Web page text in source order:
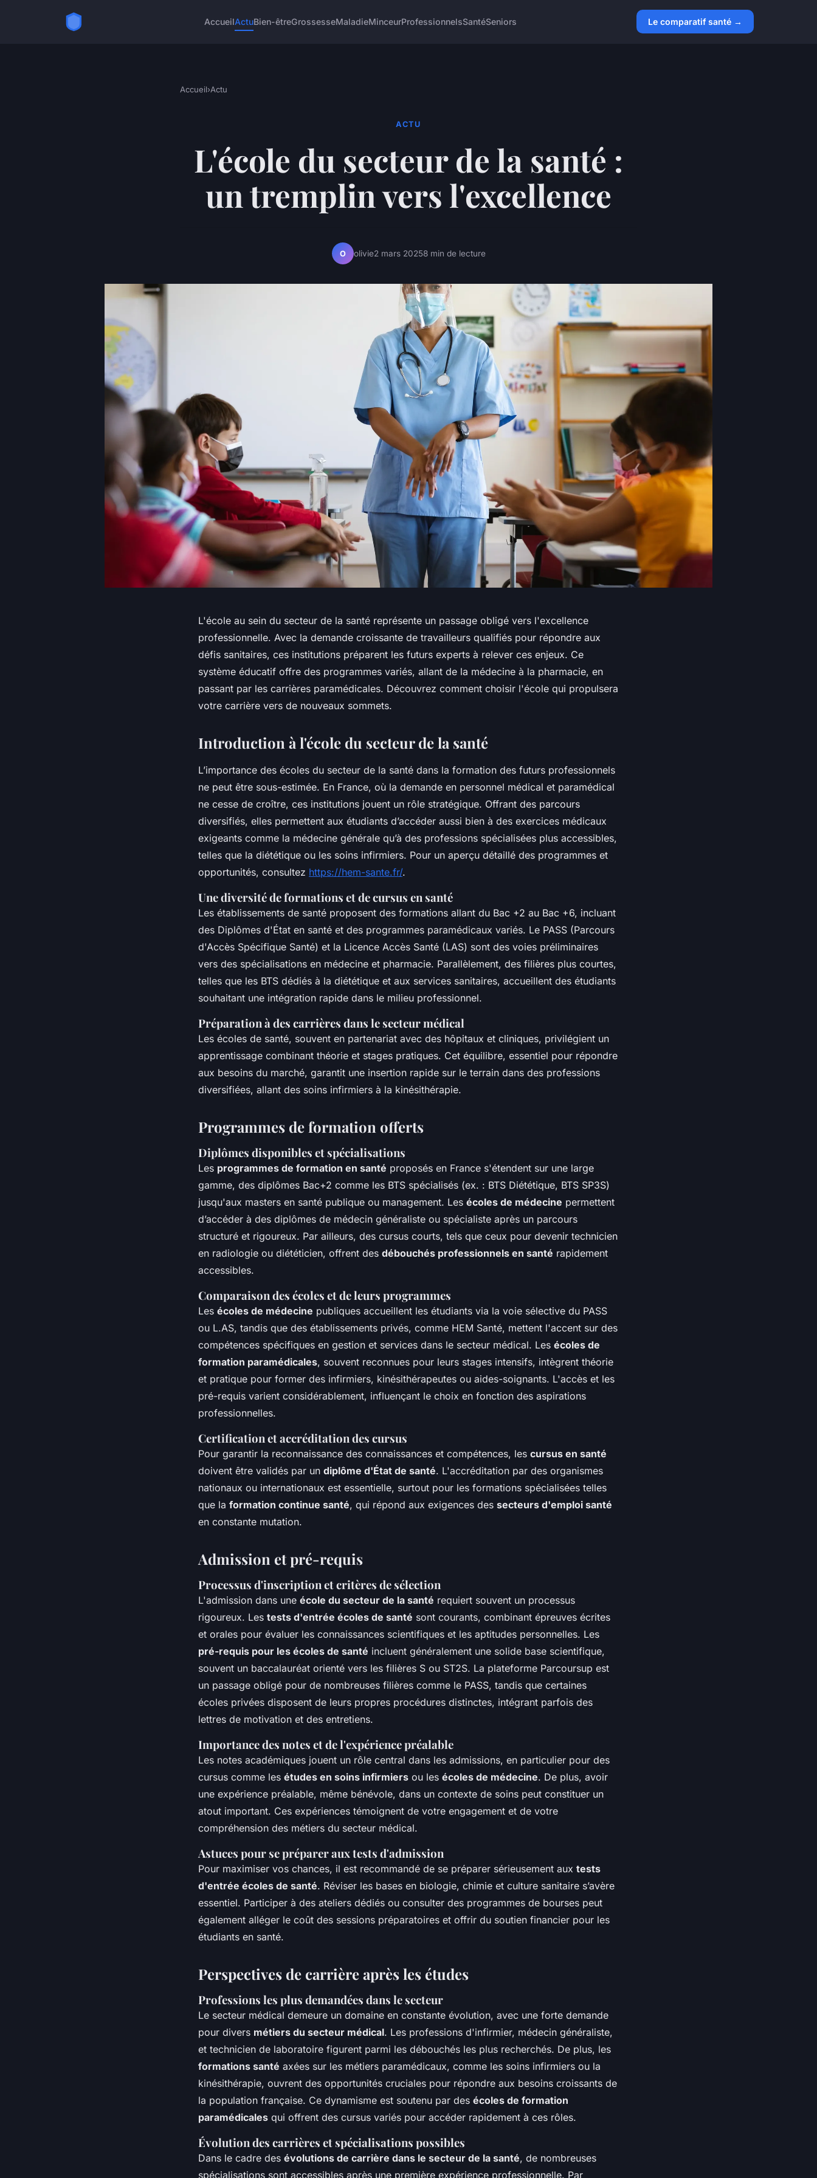
AccueilActuBien-êtreGrossesseMaladieMinceurProfessionnelsSantéSeniors Le comparatif santé →
Accueil›Actu
ACTU
L'école du secteur de la santé :
un tremplin vers l'excellence
O olivie2 mars 20258 min de lecture
L'école au sein du secteur de la santé représente un passage obligé vers l'excellence
professionnelle. Avec la demande croissante de travailleurs qualifiés pour répondre aux
défis sanitaires, ces institutions préparent les futurs experts à relever ces enjeux. Ce
système éducatif offre des programmes variés, allant de la médecine à la pharmacie, en
passant par les carrières paramédicales. Découvrez comment choisir l'école qui propulsera
votre carrière vers de nouveaux sommets.
Introduction à l'école du secteur de la santé
L’importance des écoles du secteur de la santé dans la formation des futurs professionnels
ne peut être sous-estimée. En France, où la demande en personnel médical et paramédical
ne cesse de croître, ces institutions jouent un rôle stratégique. Offrant des parcours
diversifiés, elles permettent aux étudiants d’accéder aussi bien à des exercices médicaux
exigeants comme la médecine générale qu’à des professions spécialisées plus accessibles,
telles que la diététique ou les soins infirmiers. Pour un aperçu détaillé des programmes et
opportunités, consultez https://hem-sante.fr/.
Une diversité de formations et de cursus en santé
Les établissements de santé proposent des formations allant du Bac +2 au Bac +6, incluant
des Diplômes d'État en santé et des programmes paramédicaux variés. Le PASS (Parcours
d'Accès Spécifique Santé) et la Licence Accès Santé (LAS) sont des voies préliminaires
vers des spécialisations en médecine et pharmacie. Parallèlement, des filières plus courtes,
telles que les BTS dédiés à la diététique et aux services sanitaires, accueillent des étudiants
souhaitant une intégration rapide dans le milieu professionnel.
Préparation à des carrières dans le secteur médical
Les écoles de santé, souvent en partenariat avec des hôpitaux et cliniques, privilégient un
apprentissage combinant théorie et stages pratiques. Cet équilibre, essentiel pour répondre
aux besoins du marché, garantit une insertion rapide sur le terrain dans des professions
diversifiées, allant des soins infirmiers à la kinésithérapie.
Programmes de formation offerts
Diplômes disponibles et spécialisations
Les programmes de formation en santé proposés en France s'étendent sur une large
gamme, des diplômes Bac+2 comme les BTS spécialisés (ex. : BTS Diététique, BTS SP3S)
jusqu'aux masters en santé publique ou management. Les écoles de médecine permettent
d’accéder à des diplômes de médecin généraliste ou spécialiste après un parcours
structuré et rigoureux. Par ailleurs, des cursus courts, tels que ceux pour devenir technicien
en radiologie ou diététicien, offrent des débouchés professionnels en santé rapidement
accessibles.
Comparaison des écoles et de leurs programmes
Les écoles de médecine publiques accueillent les étudiants via la voie sélective du PASS
ou L.AS, tandis que des établissements privés, comme HEM Santé, mettent l'accent sur des
compétences spécifiques en gestion et services dans le secteur médical. Les écoles de
formation paramédicales, souvent reconnues pour leurs stages intensifs, intègrent théorie
et pratique pour former des infirmiers, kinésithérapeutes ou aides-soignants. L'accès et les
pré-requis varient considérablement, influençant le choix en fonction des aspirations
professionnelles.
Certification et accréditation des cursus
Pour garantir la reconnaissance des connaissances et compétences, les cursus en santé
doivent être validés par un diplôme d'État de santé. L'accréditation par des organismes
nationaux ou internationaux est essentielle, surtout pour les formations spécialisées telles
que la formation continue santé, qui répond aux exigences des secteurs d'emploi santé
en constante mutation.
Admission et pré-requis
Processus d'inscription et critères de sélection
L'admission dans une école du secteur de la santé requiert souvent un processus
rigoureux. Les tests d'entrée écoles de santé sont courants, combinant épreuves écrites
et orales pour évaluer les connaissances scientifiques et les aptitudes personnelles. Les
pré-requis pour les écoles de santé incluent généralement une solide base scientifique,
souvent un baccalauréat orienté vers les filières S ou ST2S. La plateforme Parcoursup est
un passage obligé pour de nombreuses filières comme le PASS, tandis que certaines
écoles privées disposent de leurs propres procédures distinctes, intégrant parfois des
lettres de motivation et des entretiens.
Importance des notes et de l'expérience préalable
Les notes académiques jouent un rôle central dans les admissions, en particulier pour des
cursus comme les études en soins infirmiers ou les écoles de médecine. De plus, avoir
une expérience préalable, même bénévole, dans un contexte de soins peut constituer un
atout important. Ces expériences témoignent de votre engagement et de votre
compréhension des métiers du secteur médical.
Astuces pour se préparer aux tests d'admission
Pour maximiser vos chances, il est recommandé de se préparer sérieusement aux tests
d'entrée écoles de santé. Réviser les bases en biologie, chimie et culture sanitaire s’avère
essentiel. Participer à des ateliers dédiés ou consulter des programmes de bourses peut
également alléger le coût des sessions préparatoires et offrir du soutien financier pour les
étudiants en santé.
Perspectives de carrière après les études
Professions les plus demandées dans le secteur
Le secteur médical demeure un domaine en constante évolution, avec une forte demande
pour divers métiers du secteur médical. Les professions d'infirmier, médecin généraliste,
et technicien de laboratoire figurent parmi les débouchés les plus recherchés. De plus, les
formations santé axées sur les métiers paramédicaux, comme les soins infirmiers ou la
kinésithérapie, ouvrent des opportunités cruciales pour répondre aux besoins croissants de
la population française. Ce dynamisme est soutenu par des écoles de formation
paramédicales qui offrent des cursus variés pour accéder rapidement à ces rôles.
Évolution des carrières et spécialisations possibles
Dans le cadre des évolutions de carrière dans le secteur de la santé, de nombreuses
spécialisations sont accessibles après une première expérience professionnelle. Par